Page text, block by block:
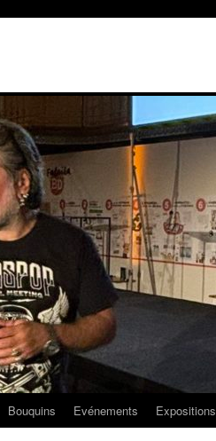
Bouquins Evénements Expositions